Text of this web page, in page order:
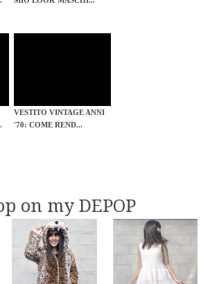
VESTITO VINTAGE ANNI
'70: COME REND...
on my DEPOP